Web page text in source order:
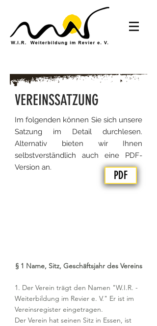
VEREINSSATZUNG
Im folgenden können Sie sich unsere
Satzung im Detail durchlesen.
Alternativ bieten wir Ihnen
selbstverständlich auch eine PDF-
Version an.
PDF
§ 1 Name, Sitz, Geschäftsjahr des Vereins
1. Der Verein trägt den Namen "W.I.R. -
Weiterbildung im Revier e. V." Er ist im
Vereinsregister eingetragen.
Der Verein hat seinen Sitz in Essen, ist